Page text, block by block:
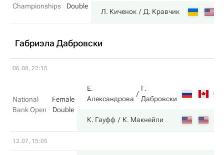
Championships
Double
Л. Киченок Д. Кравчик
Габриэла Дабровски
06.08, 22:15
National
Bank Open
Female
Double
Е.
Александрова
Г.
Дабровски
6
К. Гауфф К. Макнейли 3
12.07, 15:05